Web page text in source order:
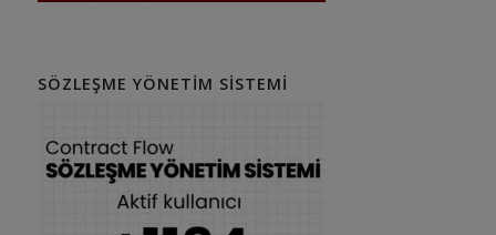
SÖZLEŞME YÖNETIM SISTEMI